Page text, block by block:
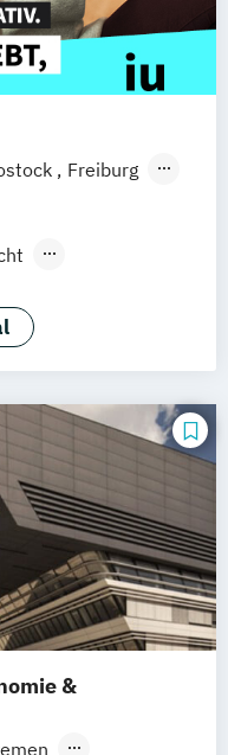
Freiburg
Saarbrücken
Wien
Trier
&